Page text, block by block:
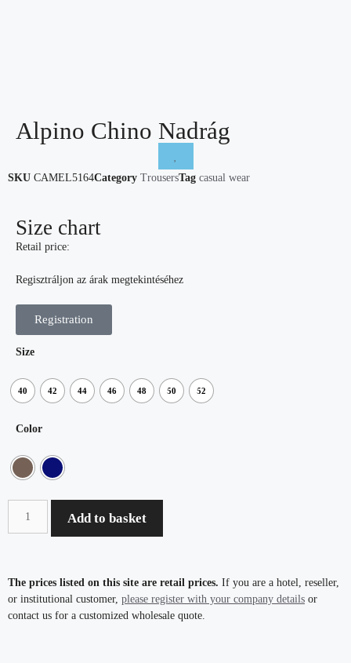
Alpino Chino Nadrág
SKU CAMEL5164Category TrousersTag casual wear
Size chart
Retail price:
Regisztráljon az árak megtekintéséhez
Registration
Size
40 42 44 46 48 50 52
Color
Add to basket
The prices listed on this site are retail prices. If you are a hotel, reseller,
or institutional customer, please register with your company details or
contact us for a customized wholesale quote.